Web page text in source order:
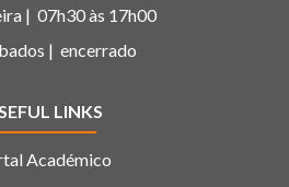
| 07h30 às 17h00
| encerrado
LINKS
Académico